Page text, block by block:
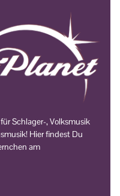
Schlager-, Volksmusik
Hier findest Du
am